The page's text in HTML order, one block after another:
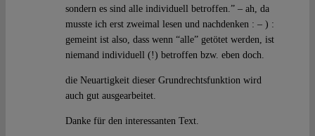
sondern es sind alle individuell betroffen.” – ah, da
musste ich erst zweimal lesen und nachdenken : – ) :
gemeint ist also, dass wenn “alle” getötet werden, ist
niemand individuell (!) betroffen bzw. eben doch.
die Neuartigkeit dieser Grundrechtsfunktion wird
auch gut ausgearbeitet.
Danke für den interessanten Text.